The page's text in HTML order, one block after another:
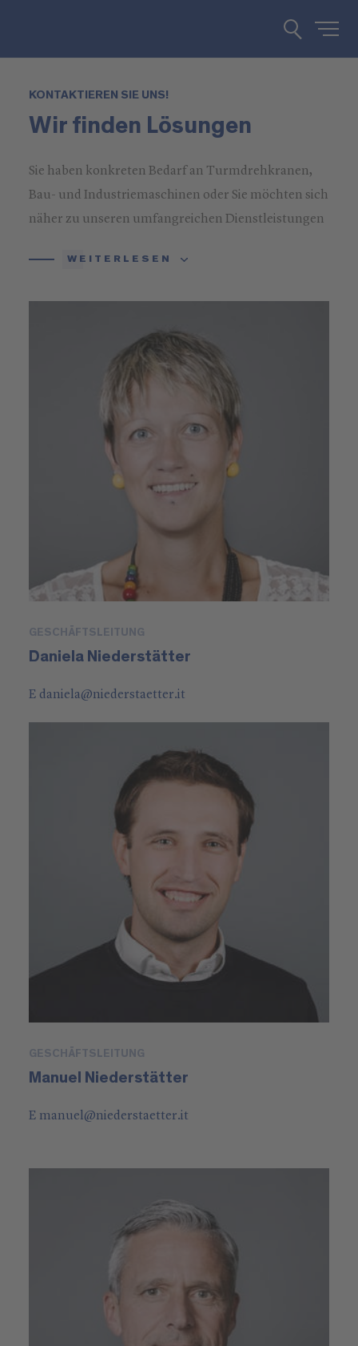
KONTAKTIEREN SIE UNS!
Wir finden Lösungen
Sie haben konkreten Bedarf an Turmdrehkranen,
Bau- und Industriemaschinen oder Sie möchten sich
näher zu unseren umfangreichen Dienstleistungen
WEITERLESEN
GESCHÄFTSLEITUNG
Daniela Niederstätter
E daniela@niederstaetter.it
GESCHÄFTSLEITUNG
Manuel Niederstätter
E manuel@niederstaetter.it